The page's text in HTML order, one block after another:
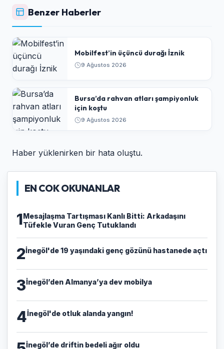
Benzer Haberler
Mobilfest’in üçüncü durağı İznik
9 Ağustos 2026
Bursa’da rahvan atları şampiyonluk
için koştu
9 Ağustos 2026
Haber yüklenirken bir hata oluştu.
EN COK OKUNANLAR
1​Mesajlaşma Tartışması Kanlı Bitti: Arkadaşını
Tüfekle Vuran Genç Tutuklandı
2İnegöl'de 19 yaşındaki genç gözünü hastanede açtı
3İnegöl’den Almanya’ya dev mobilya
4İnegöl'de otluk alanda yangın!
İnegöl’de driftin bedeli ağır oldu